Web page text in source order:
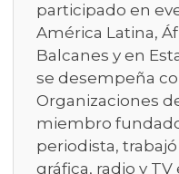
participado en
América Latina,
Balcanes y en
se desempeña
Organizaciones
miembro
periodista, trabajó
gráfica, radio y